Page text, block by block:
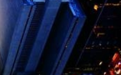
Cittadinanza digitale